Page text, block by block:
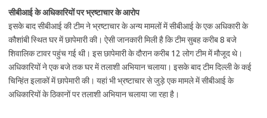
सीबीआई के अधिकारियों पर भ्रष्टाचार के आरोप
इसके बाद सीबीआई की टीम ने भ्रष्टाचार के अन्य मामलों में सीबीआई के एक अधिकारी के
कौशांबी स्थित घर में छापेमारी की। ऐसी जानकारी मिली है कि टीम सुबह करीब 8 बजे
शिवालिक टावर पहुंच गई थी। इस छापेमारी के दौरान करीब 12 लोग टीम में मौजूद थे।
अधिकारियों ने एक बजे तक घर में तलाशी अभियान चलाया। इसके बाद टीम दिल्ली के कई
चिन्हिंत इलाकों में छापेमारी की। यहां भी भ्रष्टाचार से जुड़े एक मामले में सीबीआई के
अधिकारियों के ठिकानों पर तलाशी अभियान चलाया जा रहा है।